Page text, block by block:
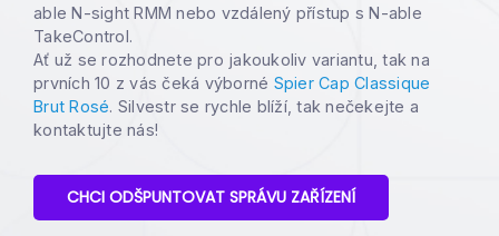
able N-sight RMM nebo vzdálený přístup s N-able
TakeControl.
Ať už se rozhodnete pro jakoukoliv variantu, tak na
prvních 10 z vás čeká výborné Spier Cap Classique
Brut Rosé. Silvestr se rychle blíží, tak nečekejte a
kontaktujte nás!
CHCI ODŠPUNTOVAT SPRÁVU ZAŘÍZENÍ